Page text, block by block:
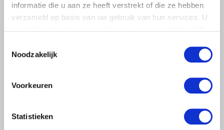
informatie die u aan ze heeft verstrekt of die ze hebben
verzameld op basis van uw gebruik van hun services. U
Noodzakelijk
Voorkeuren
Statistieken
Lees meer